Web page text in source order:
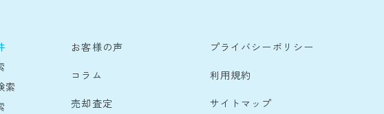
索
お客様の声
コラム
売却査定
プライバシーポリシー
利用規約
サイトマップ